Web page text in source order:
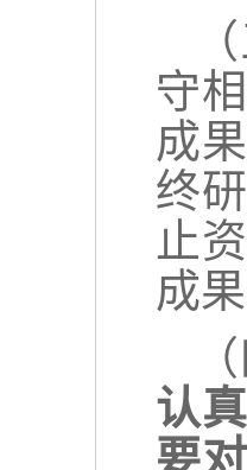
守
成
终
止
成
认
要